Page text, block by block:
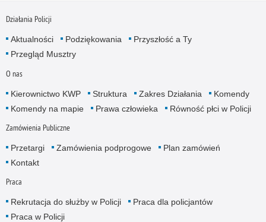
Działania Policji
Aktualności Podziękowania
Przyszłość a Ty
Przegląd Musztry
O nas
Kierownictwo KWP Struktura Zakres Działania
Komendy
Komendy na mapie
Prawa człowieka Równość płci w Policji
Zamówienia Publiczne
Przetargi Zamówienia podprogowe
Plan zamówień
Kontakt
Praca
Rekrutacja do służby w Policji
Praca dla policjantów
Praca w Policji